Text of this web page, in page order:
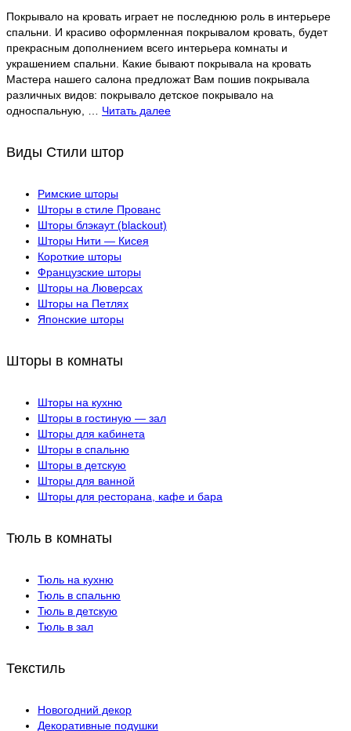
Покрывало на кровать играет не последнюю роль в интерьере
спальни. И красиво оформленная покрывалом кровать, будет
прекрасным дополнением всего интерьера комнаты и
украшением спальни. Какие бывают покрывала на кровать
Мастера нашего салона предложат Вам пошив покрывала
различных видов: покрывало детское покрывало на
односпальную, … Читать далее
Виды Стили штор
Римские шторы
Шторы в стиле Прованс
Шторы блэкаут (blackout)
Шторы Нити — Кисея
Короткие шторы
Французские шторы
Шторы на Люверсах
Шторы на Петлях
Японские шторы
Шторы в комнаты
Шторы на кухню
Шторы в гостиную — зал
Шторы для кабинета
Шторы в спальню
Шторы в детскую
Шторы для ванной
Шторы для ресторана, кафе и бара
Тюль в комнаты
Тюль на кухню
Тюль в спальню
Тюль в детскую
Тюль в зал
Текстиль
Новогодний декор
Декоративные подушки